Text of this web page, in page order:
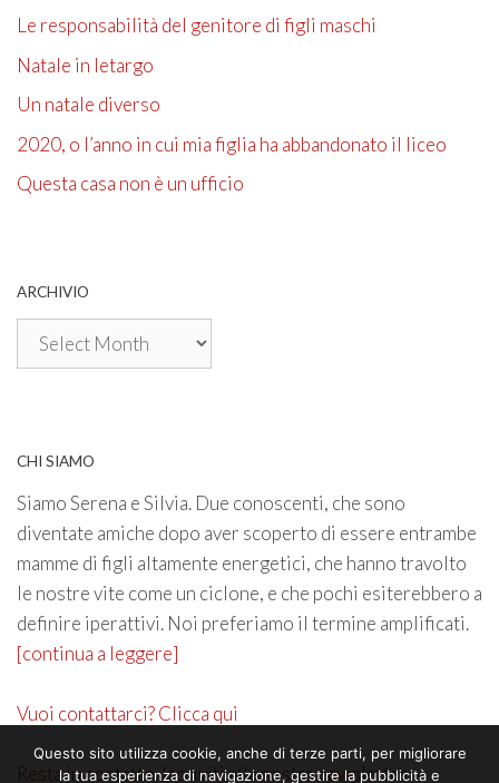
Le responsabilità del genitore di figli maschi
Natale in letargo
Un natale diverso
2020, o l’anno in cui mia figlia ha abbandonato il liceo
Questa casa non è un ufficio
ARCHIVIO
Archivio
CHI SIAMO
Siamo Serena e Silvia. Due conoscenti, che sono
diventate amiche dopo aver scoperto di essere entrambe
mamme di figli altamente energetici, che hanno travolto
le nostre vite come un ciclone, e che pochi esiterebbero a
definire iperattivi. Noi preferiamo il termine amplificati.
[continua a leggere]
Vuoi contattarci? Clicca qui
Resta in contatto. Iscriviti alla nostra newsletter
Questo sito utilizza cookie, anche di terze parti, per migliorare
la tua esperienza di navigazione, gestire la pubblicità e